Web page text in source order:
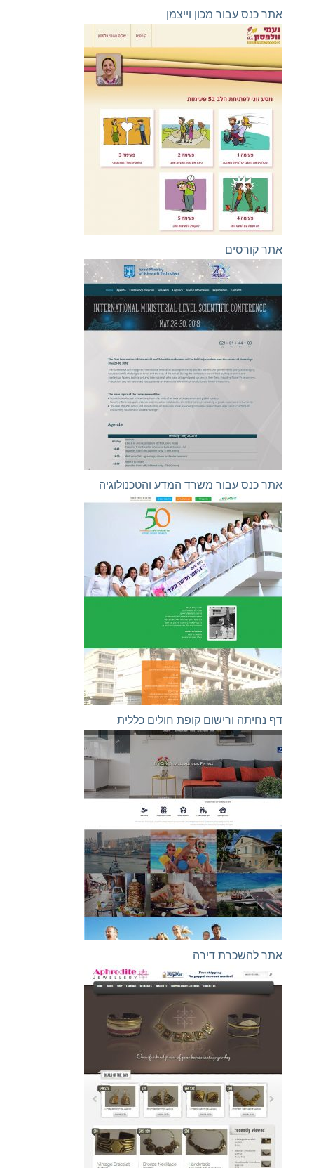
אתר כנס עבור מכון וייצמן
אתר קורסים
אתר כנס עבור משרד המדע והטכנולוגיה
דף נחיתה ורישום קופת חולים כללית
אתר להשכרת דירה